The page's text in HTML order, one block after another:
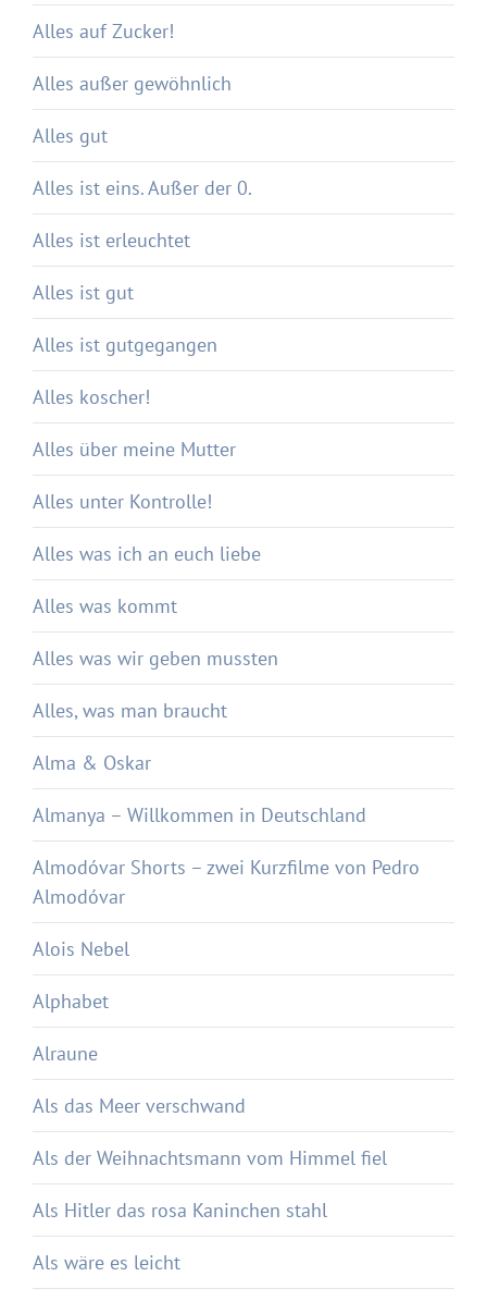
Alles auf Zucker!
Alles außer gewöhnlich
Alles gut
Alles ist eins. Außer der 0.
Alles ist erleuchtet
Alles ist gut
Alles ist gutgegangen
Alles koscher!
Alles über meine Mutter
Alles unter Kontrolle!
Alles was ich an euch liebe
Alles was kommt
Alles was wir geben mussten
Alles, was man braucht
Alma & Oskar
Almanya – Willkommen in Deutschland
Almodóvar Shorts – zwei Kurzfilme von Pedro
Almodóvar
Alois Nebel
Alphabet
Alraune
Als das Meer verschwand
Als der Weihnachtsmann vom Himmel fiel
Als Hitler das rosa Kaninchen stahl
Als wäre es leicht